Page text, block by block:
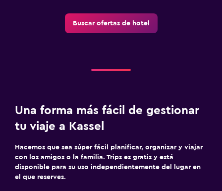
Buscar ofertas de hotel
Una forma más fácil de gestionar
tu viaje a Kassel
Hacemos que sea súper fácil planificar, organizar y viajar
con los amigos o la familia. Trips es gratis y está
disponible para su uso independientemente del lugar en
el que reserves.